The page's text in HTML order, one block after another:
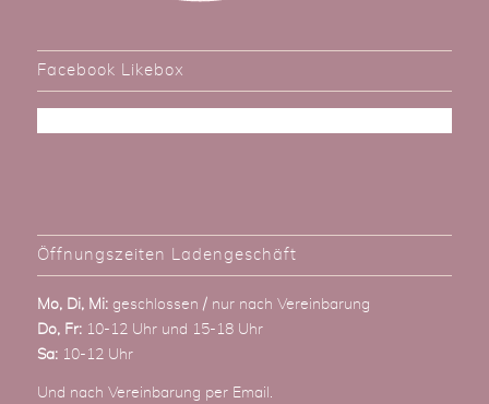
Facebook Likebox
Öffnungszeiten Ladengeschäft
Mo, Di, Mi:geschlossen / nur nach Vereinbarung
Do, Fr:10-12 Uhr und 15-18 Uhr
Sa:10-12 Uhr
Und nach Vereinbarung per Email